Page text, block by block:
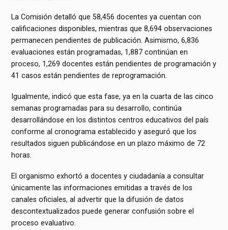
La Comisión detalló que 58,456 docentes ya cuentan con
calificaciones disponibles, mientras que 8,694 observaciones
permanecen pendientes de publicación. Asimismo, 6,836
evaluaciones están programadas, 1,887 continúan en
proceso, 1,269 docentes están pendientes de programación y
41 casos están pendientes de reprogramación.
Igualmente, indicó que esta fase, ya en la cuarta de las cinco
semanas programadas para su desarrollo, continúa
desarrollándose en los distintos centros educativos del país
conforme al cronograma establecido y aseguró que los
resultados siguen publicándose en un plazo máximo de 72
horas.
El organismo exhortó a docentes y ciudadanía a consultar
únicamente las informaciones emitidas a través de los
canales oficiales, al advertir que la difusión de datos
descontextualizados puede generar confusión sobre el
proceso evaluativo.